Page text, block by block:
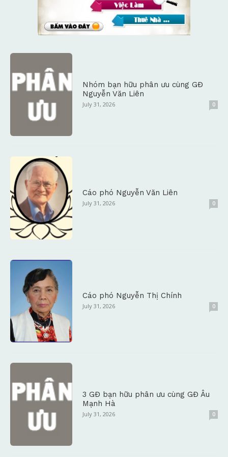
Nhóm bạn hữu phân ưu cùng GĐ
Nguyễn Văn Liên
July 31, 2026 0
Cáo phó Nguyễn Văn Liên
July 31, 2026 0
Cáo phó Nguyễn Thị Chính
July 31, 2026 0
3 GĐ bạn hữu phân ưu cùng GĐ Âu
Mạnh Hà
July 31, 2026 0